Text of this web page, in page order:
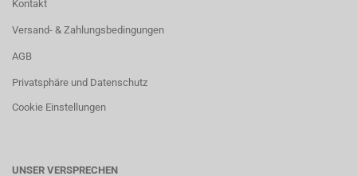
Kontakt
Versand- & Zahlungsbedingungen
AGB
Privatsphäre und Datenschutz
Cookie Einstellungen
UNSER VERSPRECHEN